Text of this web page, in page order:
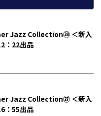
Jazz Collection㉘ ＜新入
：22出品
Jazz Collection㉗ ＜新入
：55出品